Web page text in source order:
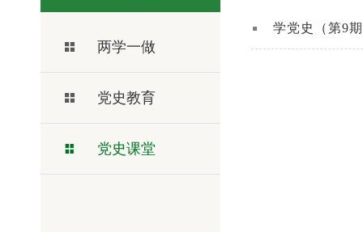
两学一做
党史教育
党史课堂
学党史（第9